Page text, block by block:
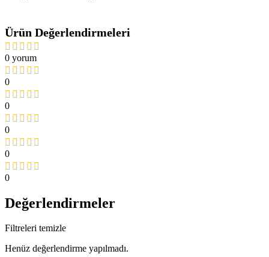
Ürün Değerlendirmeleri
0 yorum
0
0
0
0
0
Değerlendirmeler
Filtreleri temizle
Henüz değerlendirme yapılmadı.